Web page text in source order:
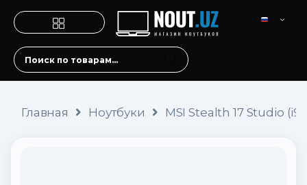
Главная Ноутбуки MSI Stealth 17 Studio